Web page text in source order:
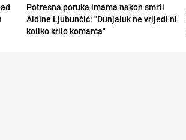
Potresna poruka imama nakon smrti
Aldine Ljubunčić: "Dunjaluk ne vrijedi ni
koliko krilo komarca"